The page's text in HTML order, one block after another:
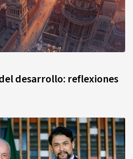
desarrollo: reflexiones